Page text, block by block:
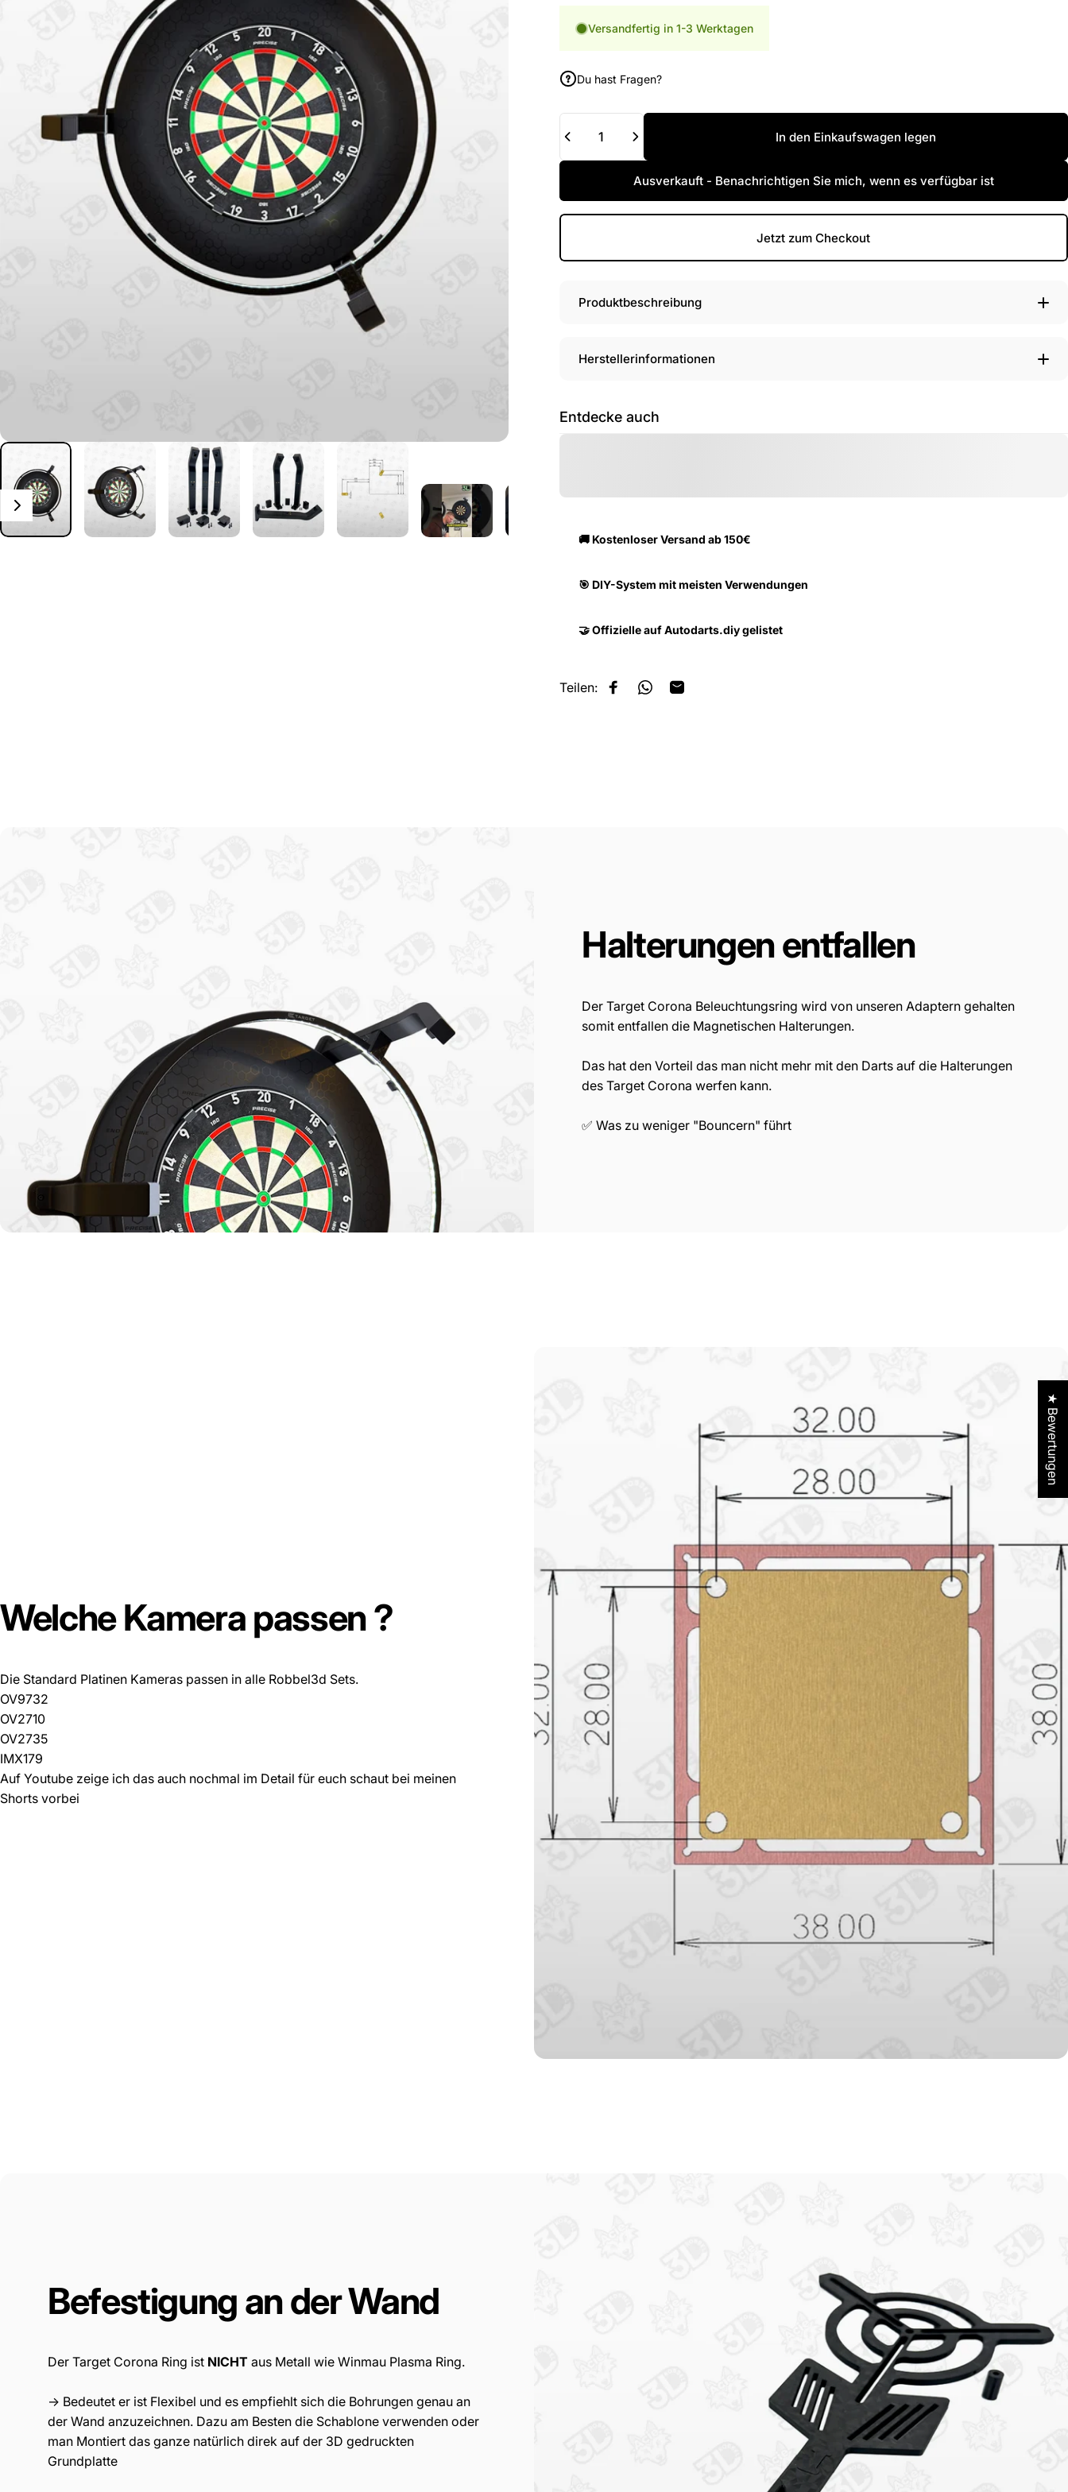
Versandfertig in 1-3 Werktagen
Du hast Fragen?
In den Einkaufswagen legen
Ausverkauft - Benachrichtigen Sie mich, wenn es verfügbar ist
Jetzt zum Checkout
Produktbeschreibung
Herstellerinformationen
Entdecke auch
🚚 Kostenloser Versand ab 150€
🎯 DIY-System mit meisten Verwendungen
🤝 Offizielle auf Autodarts.diy gelistet
Teilen: Auf Facebook teilen
Auf WhatsApp teilen
Per E-Mail teilen
Halterungenentfallen
Der Target Corona Beleuchtungsring wird von unseren Adaptern gehalten
somit entfallen die Magnetischen Halterungen.
Das hat den Vorteil das man nicht mehr mit den Darts auf die Halterungen
des Target Corona werfen kann.
✅ Was zu weniger "Bouncern" führt
Welche Kamera passen?
Die Standard Platinen Kameras passen in alle Robbel3d Sets.
OV9732
OV2710
OV2735
IMX179
Auf Youtube zeige ich das auch nochmal im Detail für euch schaut bei meinen
Shorts vorbei
Befestigung anderWand
Der Target Corona Ring ist NICHT aus Metall wie Winmau Plasma Ring.
-> Bedeutet er ist Flexibel und es empfiehlt sich die Bohrungen genau an
der Wand anzuzeichnen. Dazu am Besten die Schablone verwenden oder
man Montiert das ganze natürlich direk auf der 3D gedruckten
Grundplatte
★ Bewertungen